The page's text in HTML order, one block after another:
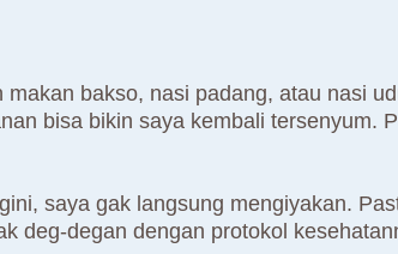
bakso, nasi padang, atau nasi
bisa bikin saya kembali tersenyum.
saya gak langsung mengiyakan.
deg-degan dengan protokol